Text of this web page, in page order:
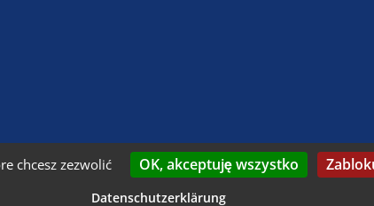
Nadruk Dostępność
chcesz zezwolić OK, akceptuję wszystko
Datenschutzerklärung